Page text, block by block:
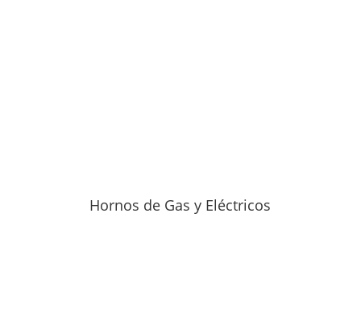
Hornos de Gas y Eléctricos